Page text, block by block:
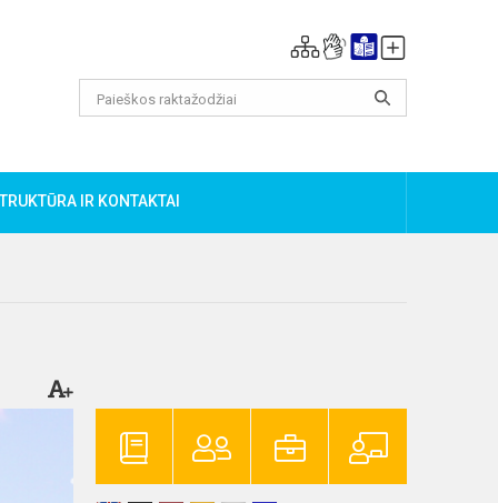
IR KONTAKTAI